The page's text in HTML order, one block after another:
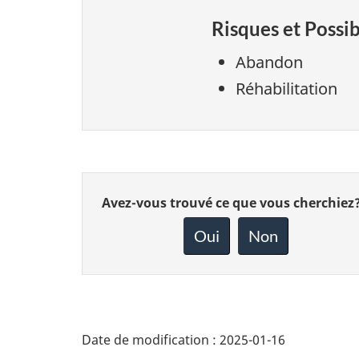
Risques et
Abandon
Réhabilitation
Donnez
Avez-vous trouvé ce que vous
Oui Non
Date de modification : 2025-01-16